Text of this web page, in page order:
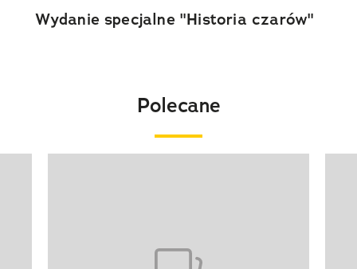
Wydanie specjalne "Historia czarów"
Polecane